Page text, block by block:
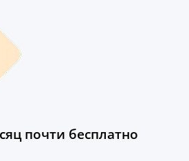
почти бесплатно